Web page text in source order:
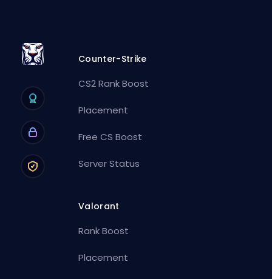
Counter-Strike
CS2 Rank Boost
Placement
Free CS Boost
Server Status
Valorant
Rank Boost
Placement